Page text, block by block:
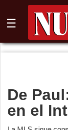
☰
⌕
Nogales
Columna
De
en el